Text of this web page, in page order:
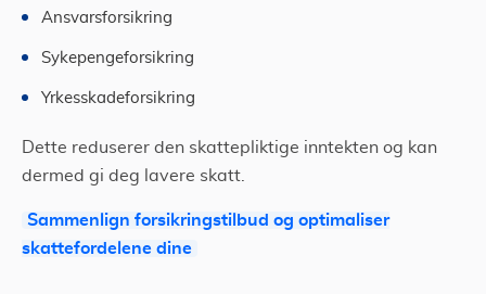
Ansvarsforsikring
Sykepengeforsikring
Yrkesskadeforsikring
Dette reduserer den skattepliktige inntekten og kan
dermed gi deg lavere skatt.
Sammenlign forsikringstilbud og optimaliser
skattefordelene dine